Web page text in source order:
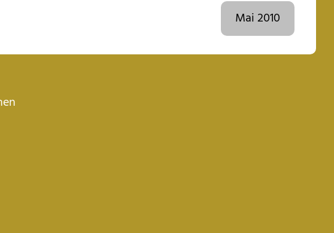
Mai 2010